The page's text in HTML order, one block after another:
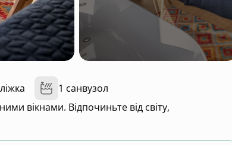
1 санвузол
вікнами. Відпочиньте від світу,